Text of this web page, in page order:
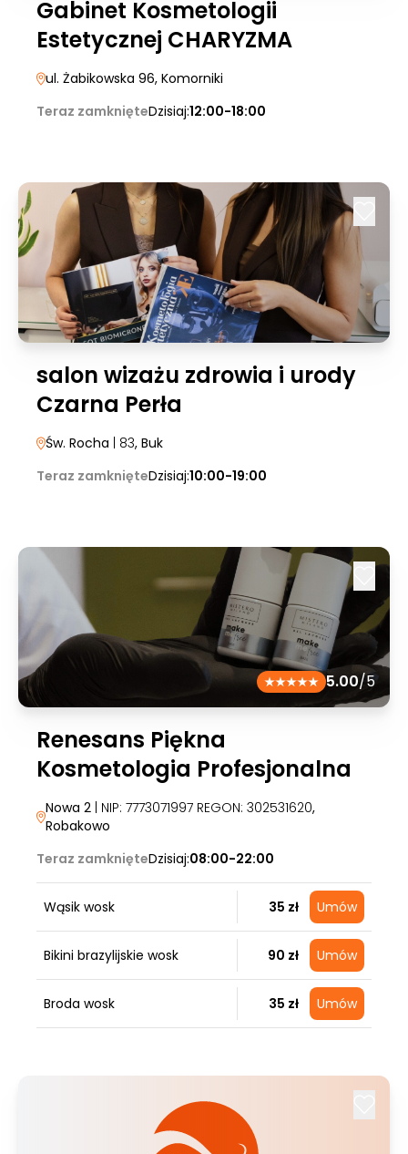
Gabinet Kosmetologii
Estetycznej CHARYZMA
ul. Żabikowska 96, Komorniki
Teraz zamknięteDzisiaj:12:00-18:00
salon wizażu zdrowia i urody
Czarna Perła
Św. Rocha | 83, Buk
Teraz zamknięteDzisiaj:10:00-19:00
5.00/5
Renesans Piękna
Kosmetologia Profesjonalna
Nowa 2| NIP: 7773071997 REGON: 302531620,
Robakowo
Teraz zamknięteDzisiaj:08:00-22:00
Wąsik wosk 35 zł Umów
Bikini brazylijskie wosk 90 zł Umów
Broda wosk 35 zł Umów